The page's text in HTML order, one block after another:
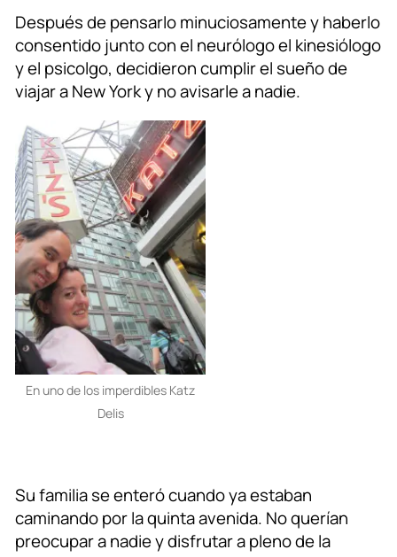
Después de pensarlo minuciosamente y haberlo
consentido junto con el neurólogo el kinesiólogo
y el psicolgo, decidieron cumplir el sueño de
viajar a New York y no avisarle a nadie.
En uno de los imperdibles Katz
Delis
Su familia se enteró cuando ya estaban
caminando por la quinta avenida. No querían
preocupar a nadie y disfrutar a pleno de la